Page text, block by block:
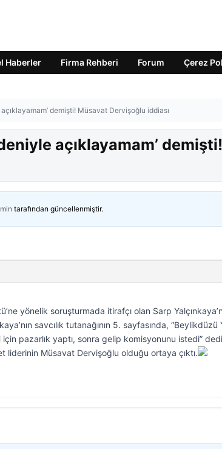
Haberler Firma Rehberi Forum Çerez
demişti! Müsavat Dervişoğlu iddiası
açıklayamam’ demişti!
tarafından güncellenmiştir.
yönelik soruşturmada itirafçı olan Sarp
savcılık tutanağının 5. sayfasında, “Beylikdüzü
pazarlık yaptı, sonra gelip komisyonunu istedi”
Müsavat Dervişoğlu olduğu ortaya çıktı.